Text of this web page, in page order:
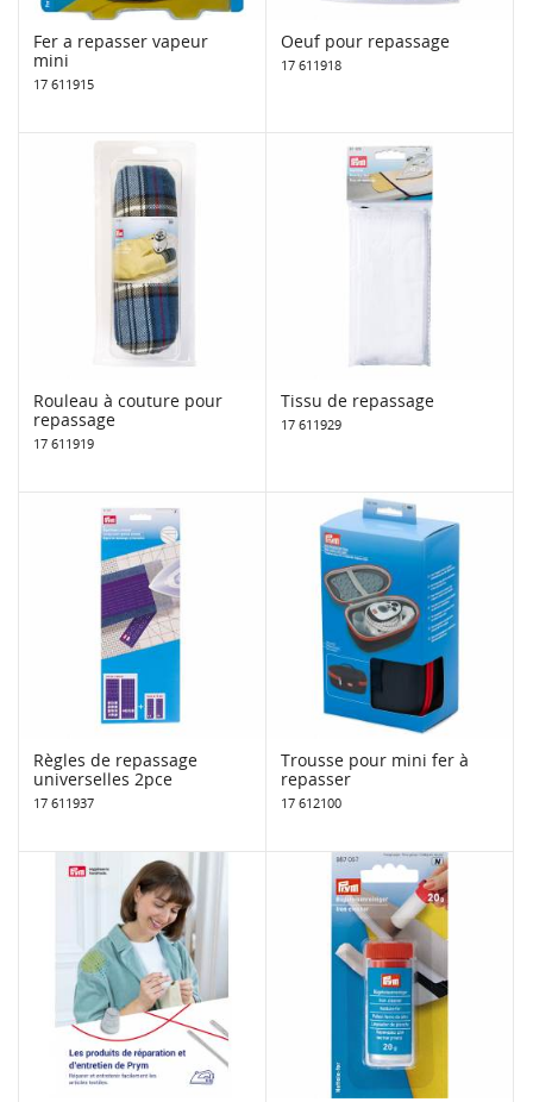
Fer a repasser vapeur
mini
17 611915
Oeuf pour repassage
17 611918
Rouleau à couture pour
repassage
17 611919
Tissu de repassage
17 611929
Règles de repassage
universelles 2pce
17 611937
Trousse pour mini fer à
repasser
17 612100